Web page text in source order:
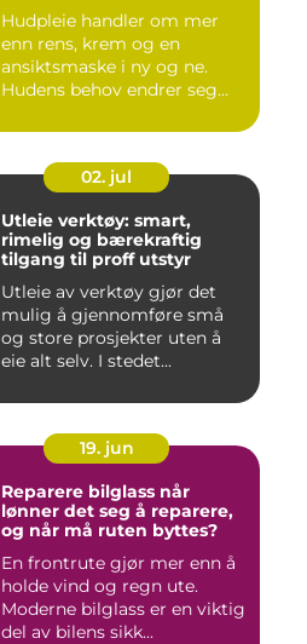
Hudpleie handler om mer
enn rens, krem og en
ansiktsmaske i ny og ne.
Hudens behov endrer seg
02. jul
Utleie verktøy: smart,
rimelig og bærekraftig
tilgang til proff utstyr
Utleie av verktøy gjør det
mulig å gjennomføre små
og store prosjekter uten å
eie alt selv. I stedet...
19. jun
Reparere bilglass når
lønner det seg å reparere,
og når må ruten byttes?
En frontrute gjør mer enn å
holde vind og regn ute.
Moderne bilglass er en viktig
del av bilens sikk...